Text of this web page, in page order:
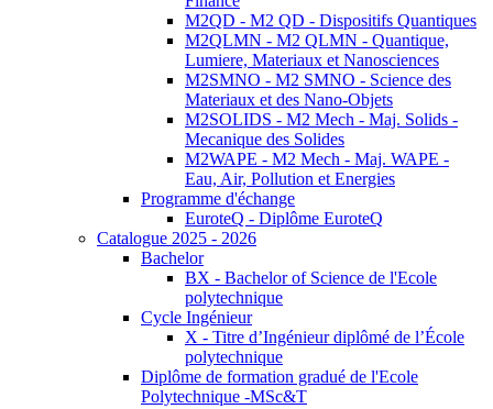
M2QD - M2 QD - Dispositifs Quantiques
M2QLMN - M2 QLMN - Quantique,
Lumiere, Materiaux et Nanosciences
M2SMNO - M2 SMNO - Science des
Materiaux et des Nano-Objets
M2SOLIDS - M2 Mech - Maj. Solids -
Mecanique des Solides
M2WAPE - M2 Mech - Maj. WAPE -
Eau, Air, Pollution et Energies
Programme d'échange
EuroteQ - Diplôme EuroteQ
Catalogue 2025 - 2026
Bachelor
BX - Bachelor of Science de l'Ecole
polytechnique
Cycle Ingénieur
X - Titre d’Ingénieur diplômé de l’École
polytechnique
Diplôme de formation gradué de l'Ecole
Polytechnique -MSc&T